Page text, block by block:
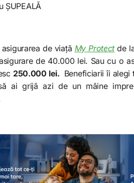
ȘUPEALĂ
de viață My Protectde
de 40.000 lei. Sau cu o
250.000 lei. Beneficiarii îi alegi
ai grijă azi de un mâine